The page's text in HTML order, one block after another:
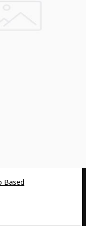
Based